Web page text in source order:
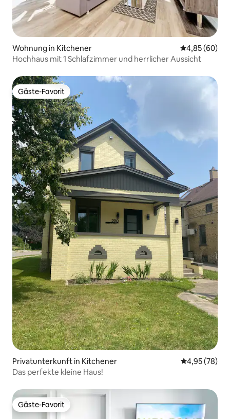
Wohnung in Kitchener
4,85 (60)
Hochhaus mit 1 Schlafzimmer und herrlicher Aussicht
Gäste-Favorit
Gäste-Favorit
Privatunterkunft in Kitchener
4,95 (78)
Das perfekte kleine Haus!
Gäste-Favorit
Gäste-Favorit